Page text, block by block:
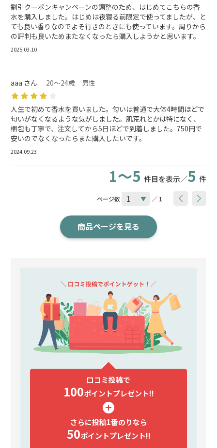
割引クーポンキャンペーンの調整のため、はじめてこちらの香
水を購入しました。はじめは夜寝る前限定で使ってましたが、と
ても良い香りなのでよそ行きのときにも使っています。周りから
の評判も良いためまたなくなったら購入しようかと思います。
2025.03.10
aaa さん 20～24歳 男性
人生で初めて香水を買いました。匂いは普通で大体4時間ほどで
匂いがなくなるような気がしました。肌荒れとかは特になく、
梱包も丁寧で、注文してから5日ほどで到着しました。750円で
安いのでなくなったらまた購入したいです。
2024.09.23
1～5 件目を表示／5 件
ページ数 ／ 1
商品ページを見る
口コミ投稿で
100ポイントプレゼント!!
さらに投稿1番のりなら
50ポイントプレゼント!!